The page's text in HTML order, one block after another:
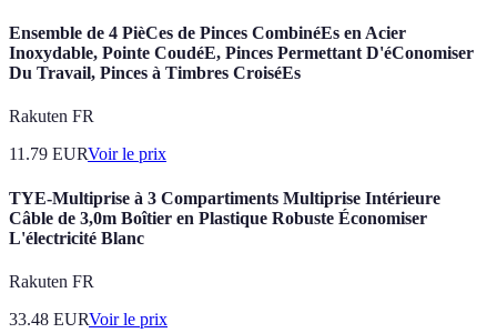
Ensemble de 4 PièCes de Pinces CombinéEs en Acier
Inoxydable, Pointe CoudéE, Pinces Permettant D'éConomiser
Du Travail, Pinces à Timbres CroiséEs
Rakuten FR
11.79 EURVoir le prix
TYE-Multiprise à 3 Compartiments Multiprise Intérieure
Câble de 3,0m Boîtier en Plastique Robuste Économiser
L'électricité Blanc
Rakuten FR
33.48 EURVoir le prix